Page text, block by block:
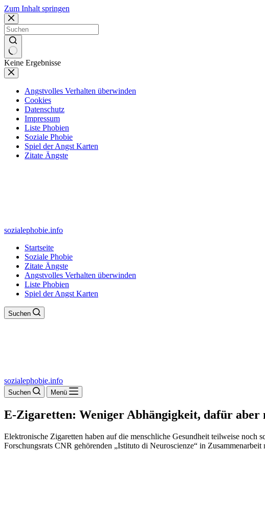
Zum Inhalt springen
Keine Ergebnisse
Angstvolles Verhalten überwinden
Cookies
Datenschutz
Impressum
Liste Phobien
Soziale Phobie
Spiel der Angst Karten
Zitate Ängste
sozialephobie.info
Startseite
Soziale Phobie
Zitate Ängste
Angstvolles Verhalten überwinden
Liste Phobien
Spiel der Angst Karten
Suchen
sozialephobie.info
Suchen Menü
E-Zigaretten: Weniger Abhängigkeit, dafür aber
Elektronische Zigaretten haben auf die menschliche Gesundheit teilweise noch
Forschungsrats CNR gehörenden „Istituto di Neuroscienze“ in